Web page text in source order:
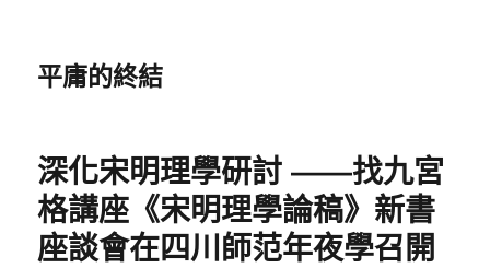
平庸的終結
深化宋明理學研討 ——找九宮
格講座《宋明理學論稿》新書
座談會在四川師范年夜學召開